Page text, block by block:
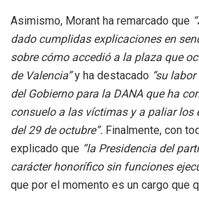
Asimismo, Morant ha remarcado que
dado cumplidas explicaciones en
sobre cómo accedió a la plaza que
de Valencia”y ha destacado “su
del Gobierno para la DANA que ha
consuelo a las víctimas y a paliar los
del 29 de octubre”. Finalmente, con
explicado que “la Presidencia del
carácter honorífico sin funciones
que por el momento es un cargo que